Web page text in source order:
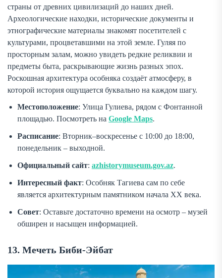
страны от древних цивилизаций до наших дней.
Археологические находки, исторические документы и
этнографические материалы знакомят посетителей с
культурами, процветавшими на этой земле. Гуляя по
просторным залам, можно увидеть редкие реликвии и
предметы быта, раскрывающие жизнь разных эпох.
Роскошная архитектура особняка создаёт атмосферу, в
которой история ощущается буквально на каждом шагу.
Местоположение: Улица Гулиева, рядом с Фонтанной
площадью. Посмотреть на Google Maps.
Расписание: Вторник–воскресенье с 10:00 до 18:00,
понедельник – выходной.
Официальный сайт: azhistorymuseum.gov.az.
Интересный факт: Особняк Тагиева сам по себе
является архитектурным памятником начала XX века.
Совет: Оставьте достаточно времени на осмотр – музей
обширен и насыщен информацией.
13. Мечеть Биби-Эйбат